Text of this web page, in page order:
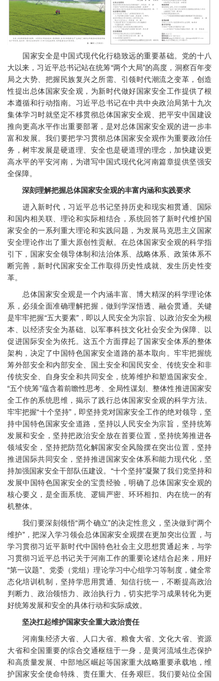
国家安全是中国式现代化行稳致远的重要基础。党的十八
大以来，习近平总书记站在统筹“两个大局”的高度，洞察百年变
局之大势、把握民族复兴之所需、引领时代潮流之变革，创造
性提出总体国家安全观，为新时代做好国家安全工作提供了根
本遵循和行动指南。习近平总书记在中共中央政治局第十九次
集体学习时就坚定不移贯彻总体国家安全观、把平安中国建设
推向更高水平作出重要部署，是对总体国家安全观的进一步丰
富和发展。我们要把学习贯彻总体国家安全观作为重要政治任
务，树牢发展是硬道理、安全也是硬道理的理念，加快建设更
高水平的平安河南，为谱写中国式现代化河南篇章提供坚强安
全保障。
深刻理解把握总体国家安全观的丰富内涵和实践要求
进入新时代，习近平总书记坚持历史和现实相贯通、国际
和国内相关联、理论和实际相结合，系统回答了新时代维护国
家安全的一系列重大理论和实践问题，为发展马克思主义国家
安全理论作出了重大原创性贡献。在总体国家安全观的科学指
引下，国家安全领导体制和法治体系、战略体系、政策体系不
断完善，新时代国家安全工作取得历史性成就、发生历史性变
革。
总体国家安全观是一个内涵丰富、博大精深的科学理论体
系，必须全面准确理解把握，做到学深悟透、融会贯通。关键
是牢牢把握“五大要素”，即以人民安全为宗旨、以政治安全为根
本、以经济安全为基础、以军事科技文化社会安全为保障、以
促进国际安全为依托。这五个方面撑起了国家安全体系的整体
架构，决定了中国特色国家安全道路的基本取向。牢牢把握统
筹外部安全和内部安全、国土安全和国民安全、传统安全和非
传统安全、自身安全和共同安全，统筹维护和塑造国家安全。
“五个统筹”蕴含着前瞻性思考、全局性谋划、整体性推进国家安
全工作的系统思维，揭示了践行总体国家安全观的科学方法。
牢牢把握“十个坚持”，即坚持党对国家安全工作的绝对领导，坚
持中国特色国家安全道路，坚持以人民安全为宗旨，坚持统筹
发展和安全，坚持把政治安全放在首要位置，坚持统筹推进各
领域安全，坚持把防范化解国家安全风险摆在突出位置，坚持
推进国际共同安全，坚持推进国家安全体系和能力现代化，坚
持加强国家安全干部队伍建设。“十个坚持”凝聚了我们党坚持和
发展中国特色国家安全的宝贵经验，明确了总体国家安全观的
核心要义，是全面系统、逻辑严密、环环相扣、内在统一的有
机整体。
我们要深刻领悟“两个确立”的决定性意义，坚决做到“两个
维护”，把深入学习领会总体国家安全观摆在更加突出位置，与
学习贯彻习近平新时代中国特色社会主义思想贯通起来，与学
习贯彻习近平总书记关于河南工作的重要论述结合起来，用好
“第一议题”、党委（党组）理论学习中心组学习等制度，健全常
态化培训机制，坚持学思用贯通、知信行统一，不断提高政治
判断力、政治领悟力、政治执行力，切实把学习成果转化为更
好统筹发展和安全的具体行动和实际成效。
坚决扛起维护国家安全重大政治责任
河南集经济大省、人口大省、粮食大省、文化大省、资源
大省和全国重要的综合交通枢纽于一身，是黄河流域生态保护
和高质量发展、中部地区崛起等国家重大战略重要承载地，维
护国家安全使命特殊、责任重大、任务艰巨。我们要站位全国